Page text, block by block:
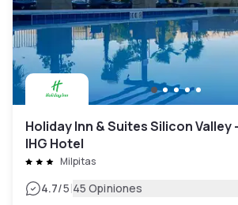
Holiday Inn & Suites Silicon Valley
IHG Hotel
Milpitas
4.7/5|45 Opiniones